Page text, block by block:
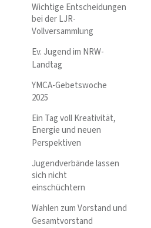
Wichtige Entscheidungen
bei der LJR-
Vollversammlung
Ev. Jugend im NRW-
Landtag
YMCA-Gebetswoche
2025
Ein Tag voll Kreativität,
Energie und neuen
Perspektiven
Jugendverbände lassen
sich nicht
einschüchtern
Wahlen zum Vorstand und
Gesamtvorstand